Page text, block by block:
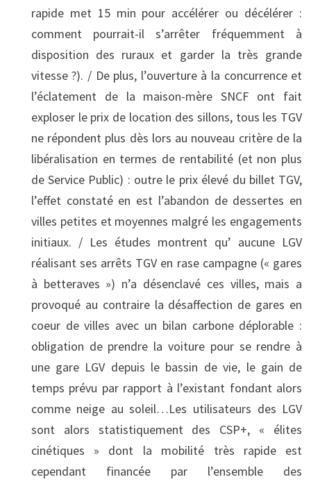
rapide met 15 min pour accélérer ou décélérer :
comment pourrait-il s’arrêter fréquemment à
disposition des ruraux et garder la très grande
vitesse ?). / De plus, l’ouverture à la concurrence et
l’éclatement de la maison-mère SNCF ont fait
exploser le prix de location des sillons, tous les TGV
ne répondent plus dès lors au nouveau critère de la
libéralisation en termes de rentabilité (et non plus
de Service Public) : outre le prix élevé du billet TGV,
l’effet constaté en est l’abandon de dessertes en
villes petites et moyennes malgré les engagements
initiaux. / Les études montrent qu’ aucune LGV
réalisant ses arrêts TGV en rase campagne (« gares
à betteraves ») n’a désenclavé ces villes, mais a
provoqué au contraire la désaffection de gares en
coeur de villes avec un bilan carbone déplorable :
obligation de prendre la voiture pour se rendre à
une gare LGV depuis le bassin de vie, le gain de
temps prévu par rapport à l’existant fondant alors
comme neige au soleil…Les utilisateurs des LGV
sont alors statistiquement des CSP+, « élites
cinétiques » dont la mobilité très rapide est
cependant financée par l’ensemble des